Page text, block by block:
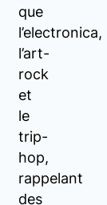
que
l’electronica,
l’art-
rock
et
le
trip-
hop,
rappelant
des